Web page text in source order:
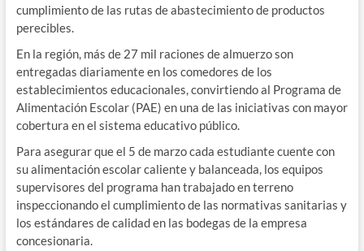
cumplimiento de las rutas de abastecimiento de productos
perecibles.
En la región, más de 27 mil raciones de almuerzo son
entregadas diariamente en los comedores de los
establecimientos educacionales, convirtiendo al Programa de
Alimentación Escolar (PAE) en una de las iniciativas con mayor
cobertura en el sistema educativo público.
Para asegurar que el 5 de marzo cada estudiante cuente con
su alimentación escolar caliente y balanceada, los equipos
supervisores del programa han trabajado en terreno
inspeccionando el cumplimiento de las normativas sanitarias y
los estándares de calidad en las bodegas de la empresa
concesionaria.